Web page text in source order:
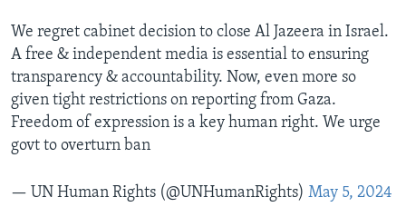
We regret cabinet decision to close Al Jazeera in Israel.
A free & independent media is essential to ensuring
transparency & accountability. Now, even more so
given tight restrictions on reporting from Gaza.
Freedom of expression is a key human right. We urge
govt to overturn ban
— UN Human Rights (@UNHumanRights) May 5, 2024